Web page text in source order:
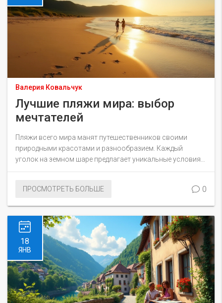
Валерия Ковальчук
Лучшие пляжи мира: выбор
мечтателей
Пляжи всего мира манят путешественников своими
природными красотами и разнообразием. Каждый
уголок на земном шаре предлагает уникальные условия
для отдыха у моря. В статье мы расскажем о лучших
советы по выбору направления. Узнаете о
ПРОСМОТРЕТЬ БОЛЬШЕ 0
18
ЯНВ